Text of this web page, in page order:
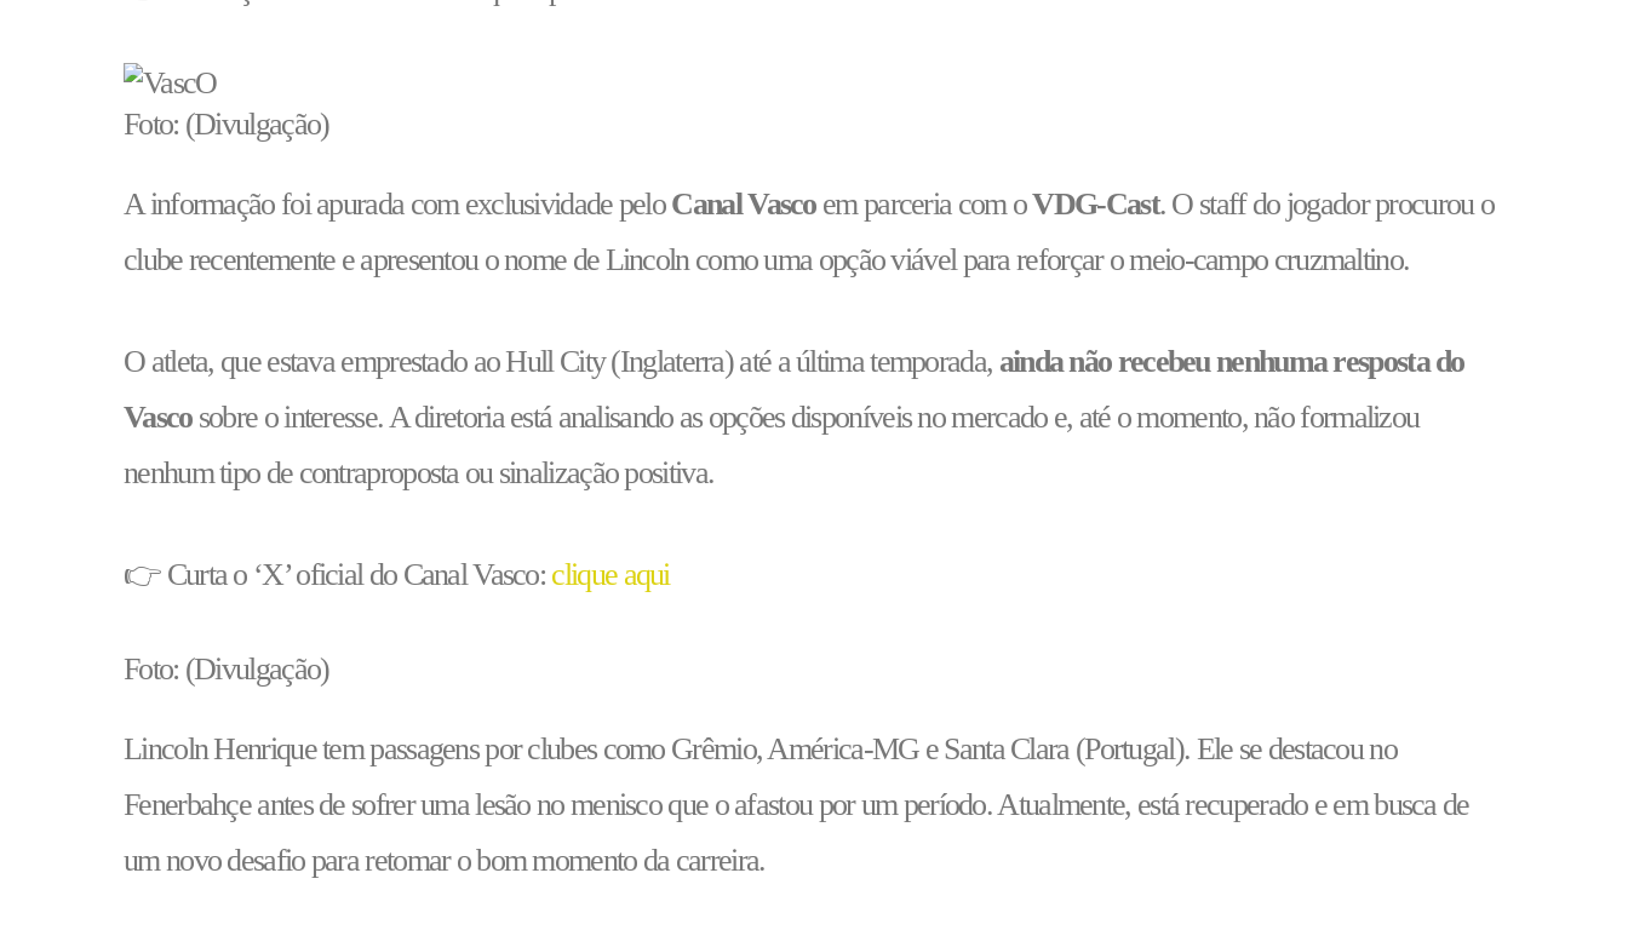
Foto: (Divulgação)
A informação foi apurada com exclusividade peloCanal Vascoem parceria com oVDG-Cast. O staff do jogador procurou o
clube recentemente e apresentou o nome de Lincoln como uma opção viável para reforçar o meio-campo cruzmaltino.
O atleta, que estava emprestado ao Hull City (Inglaterra) até a última temporada, ainda não recebeu nenhuma resposta do
Vascosobre o interesse. A diretoria está analisando as opções disponíveis no mercado e, até o momento, não formalizou
nenhum tipo de contraproposta ou sinalização positiva.
👉 Curta o ‘X’ oficial do Canal Vasco: clique aqui
Foto: (Divulgação)
Lincoln Henrique tem passagens por clubes como Grêmio, América-MG e Santa Clara (Portugal). Ele se destacou no
Fenerbahçe antes de sofrer uma lesão no menisco que o afastou por um período. Atualmente, está recuperado e em busca de
um novo desafio para retomar o bom momento da carreira.